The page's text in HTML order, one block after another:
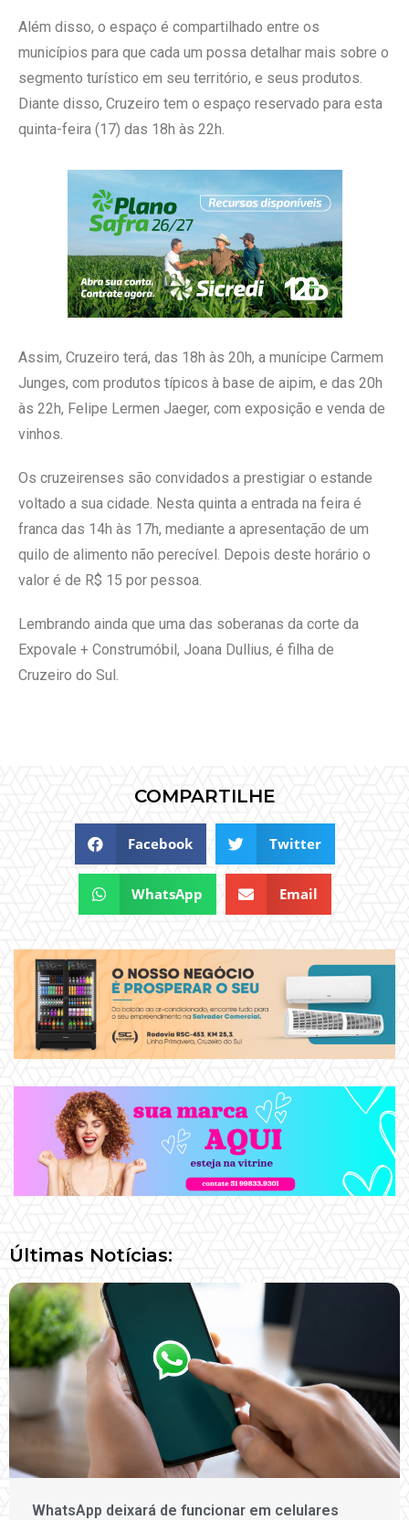
Além disso, o espaço é compartilhado entre os
municípios para que cada um possa detalhar mais sobre o
segmento turístico em seu território, e seus produtos.
Diante disso, Cruzeiro tem o espaço reservado para esta
quinta-feira (17) das 18h às 22h.
Assim, Cruzeiro terá, das 18h às 20h, a munícipe Carmem
Junges, com produtos típicos à base de aipim, e das 20h
às 22h, Felipe Lermen Jaeger, com exposição e venda de
vinhos.
Os cruzeirenses são convidados a prestigiar o estande
voltado a sua cidade. Nesta quinta a entrada na feira é
franca das 14h às 17h, mediante a apresentação de um
quilo de alimento não perecível. Depois deste horário o
valor é de R$ 15 por pessoa.
Lembrando ainda que uma das soberanas da corte da
Expovale + Construmóbil, Joana Dullius, é filha de
Cruzeiro do Sul.
COMPARTILHE
Facebook Twitter
WhatsApp Email
Últimas Notícias:
WhatsApp deixará de funcionar em celulares